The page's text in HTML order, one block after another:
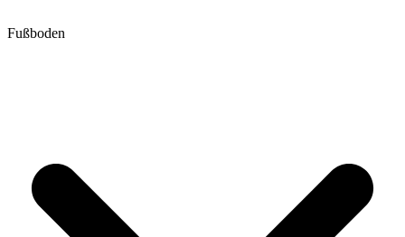
Fußboden